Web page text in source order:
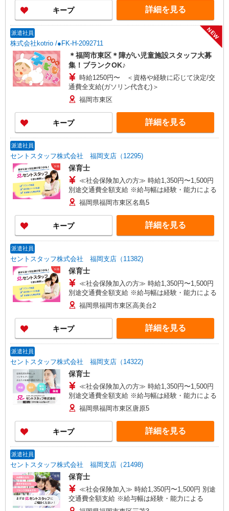
キープ 詳細を見る
派遣社員
株式会社kotrio /●FK-H-2092711
NEW
＊福岡市東区＊障がい児童施設スタッフ大募
集！ブランクOK♪
時給1250円〜 ＜資格や経験に応じて決定/交
通費全支給(ガソリン代含む)＞
福岡市東区
キープ 詳細を見る
派遣社員
セントスタッフ株式会社 福岡支店（12295)
保育士
≪社会保険加入の方≫ 時給1,350円〜1,500円
別途交通費全額支給 ※給与幅は経験・能力による
福岡県福岡市東区名島5
キープ 詳細を見る
派遣社員
セントスタッフ株式会社 福岡支店（11382)
保育士
≪社会保険加入の方≫ 時給1,350円〜1,500円
別途交通費全額支給 ※給与幅は経験・能力による
福岡県福岡市東区高美台2
キープ 詳細を見る
派遣社員
セントスタッフ株式会社 福岡支店（14322)
保育士
≪社会保険加入の方≫ 時給1,350円〜1,500円
別途交通費全額支給 ※給与幅は経験・能力による
福岡県福岡市東区唐原5
キープ 詳細を見る
派遣社員
セントスタッフ株式会社 福岡支店（21498)
保育士
≪社会保険加入≫ 時給1,350円〜1,500円 別途
交通費全額支給 ※給与幅は経験・能力による